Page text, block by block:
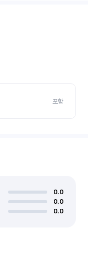
포함
0.0
0.0
0.0